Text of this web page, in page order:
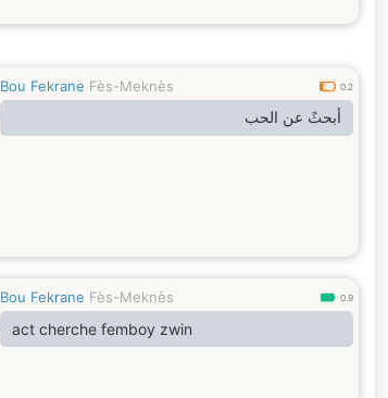
Bou Fekrane Fès-Meknès 0.2
أبحثً عن الحب
Bou Fekrane Fès-Meknès 0.9
act cherche femboy zwin